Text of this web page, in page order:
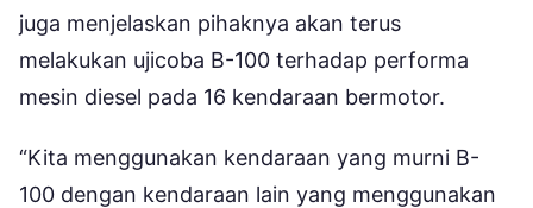
juga menjelaskan pihaknya akan terus
melakukan ujicoba B-100 terhadap performa
mesin diesel pada 16 kendaraan bermotor.
“Kita menggunakan kendaraan yang murni B-
100 dengan kendaraan lain yang menggunakan